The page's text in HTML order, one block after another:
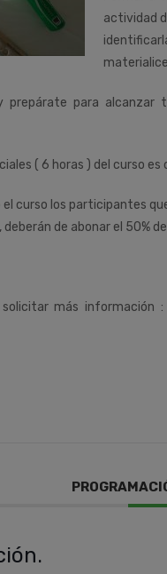
actividad
prepárate para
( 6 horas ) del curso
el curso los participantes
de abonar el 50%
más información :